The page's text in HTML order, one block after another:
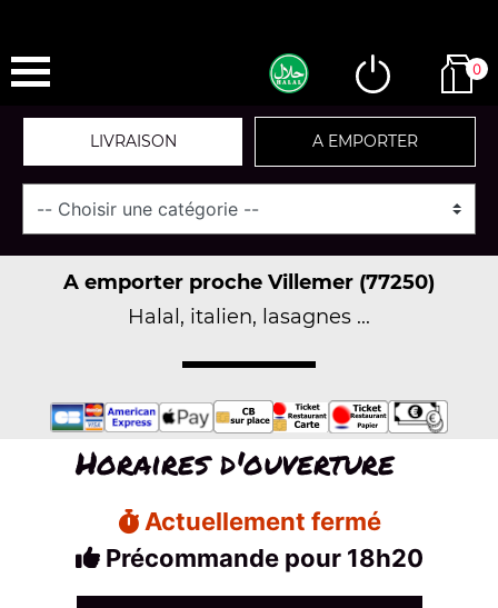
0
LIVRAISON A EMPORTER
A emporter proche Villemer (77250)
Halal, italien, lasagnes ...
Horaires d'ouverture
Actuellement fermé
Précommande pour 18h20